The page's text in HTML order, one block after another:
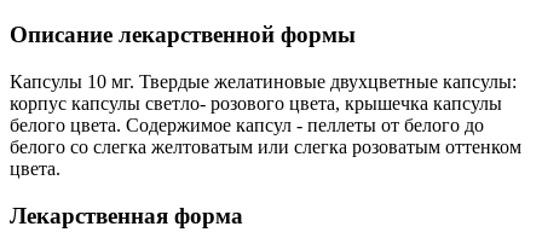
Описание лекарственной формы
Капсулы 10 мг. Твердые желатиновые двухцветные капсулы:
корпус капсулы светло- розового цвета, крышечка капсулы
белого цвета. Содержимое капсул - пеллеты от белого до
белого со слегка желтоватым или слегка розоватым оттенком
цвета.
Лекарственная форма